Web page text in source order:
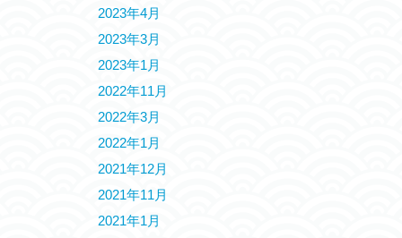
2023年4月
2023年3月
2023年1月
2022年11月
2022年3月
2022年1月
2021年12月
2021年11月
2021年1月